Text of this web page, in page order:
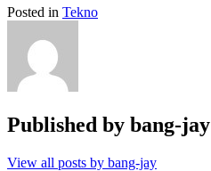
Posted in Tekno
Published by bang-jay
View all posts by bang-jay